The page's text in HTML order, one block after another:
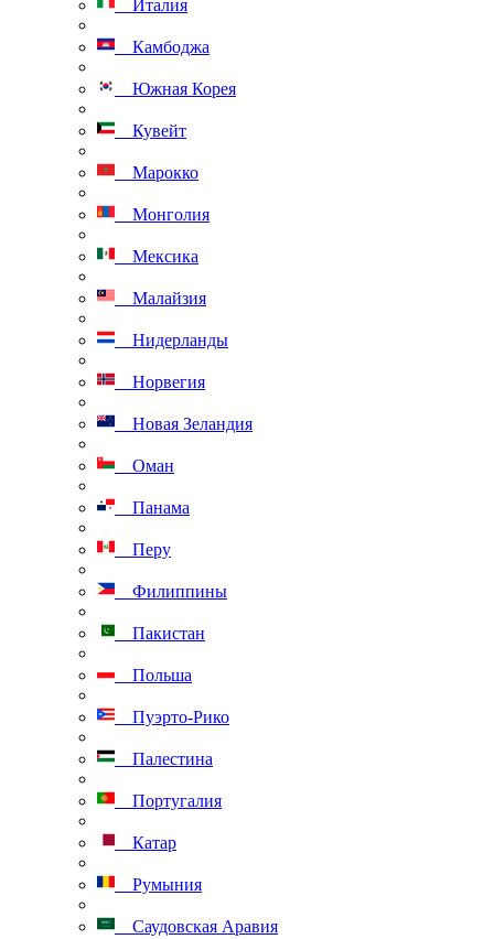
Италия
Камбоджа
Южная Корея
Кувейт
Марокко
Монголия
Мексика
Малайзия
Нидерланды
Норвегия
Новая Зеландия
Оман
Панама
Перу
Филиппины
Пакистан
Польша
Пуэрто-Рико
Палестина
Португалия
Катар
Румыния
Саудовская Аравия